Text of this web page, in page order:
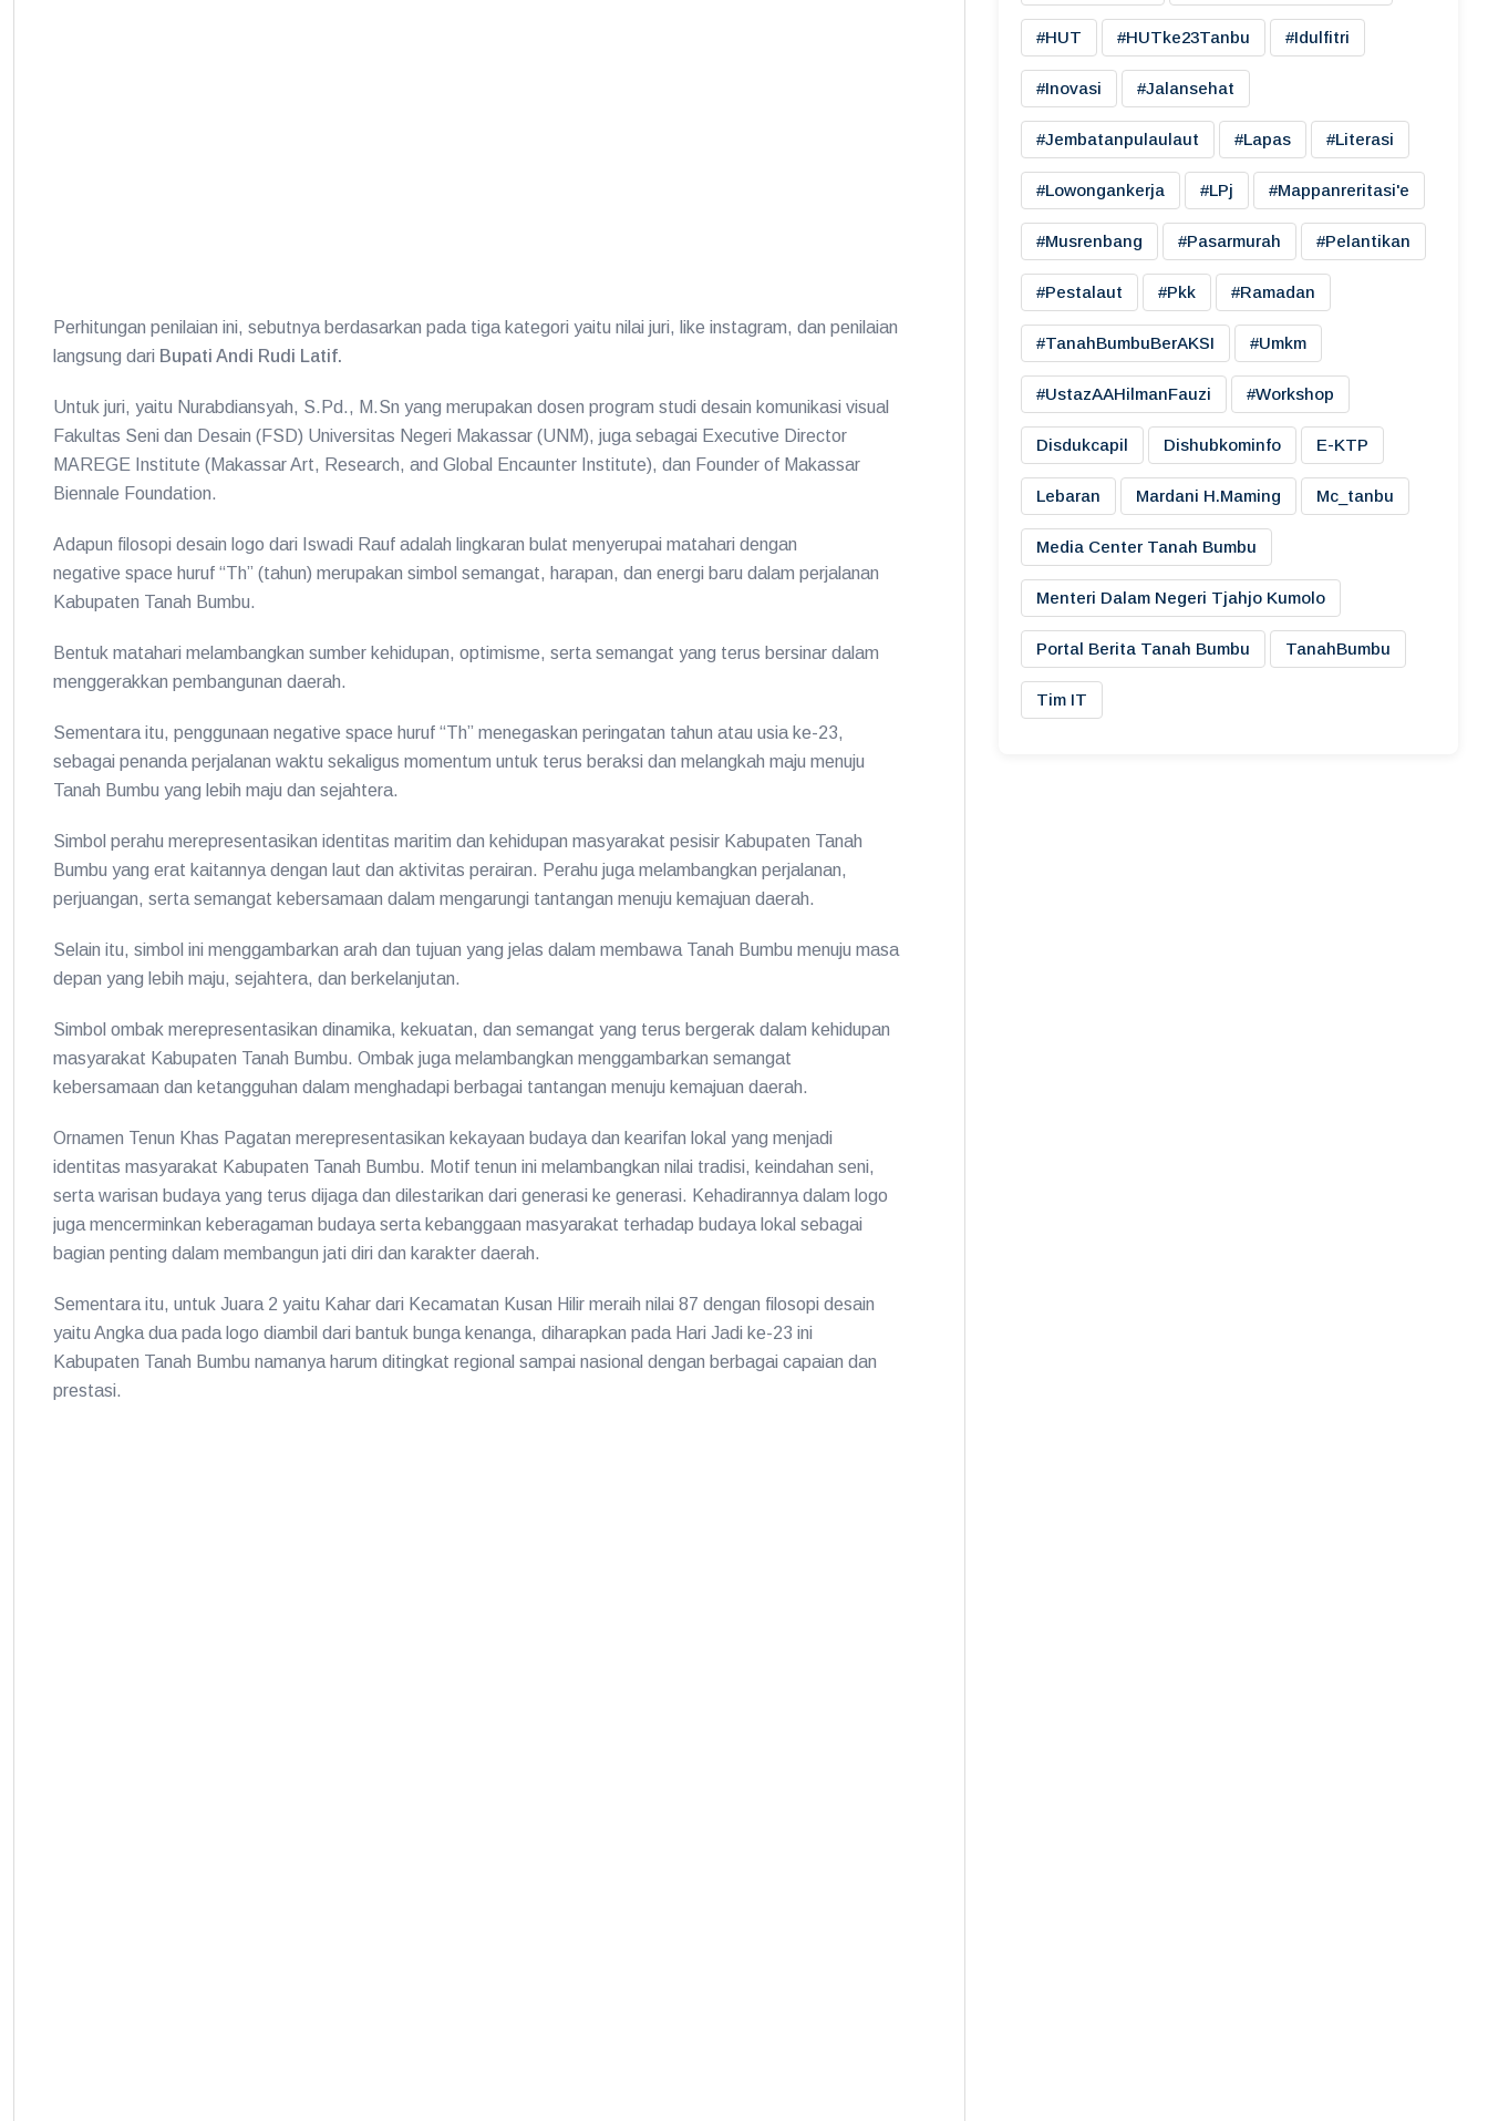
Perhitungan penilaian ini, sebutnya berdasarkan pada tiga kategori yaitu nilai juri, like instagram, dan penilaian
langsung dari Bupati Andi Rudi Latif.
Untuk juri, yaitu Nurabdiansyah, S.Pd., M.Sn yang merupakan dosen program studi desain komunikasi visual
Fakultas Seni dan Desain (FSD) Universitas Negeri Makassar (UNM), juga sebagai Executive Director
MAREGE Institute (Makassar Art, Research, and Global Encaunter Institute), dan Founder of Makassar
Biennale Foundation.
Adapun filosopi desain logo dari Iswadi Rauf adalah lingkaran bulat menyerupai matahari dengan
negative space huruf “Th” (tahun) merupakan simbol semangat, harapan, dan energi baru dalam perjalanan
Kabupaten Tanah Bumbu.
Bentuk matahari melambangkan sumber kehidupan, optimisme, serta semangat yang terus bersinar dalam
menggerakkan pembangunan daerah.
Sementara itu, penggunaan negative space huruf “Th” menegaskan peringatan tahun atau usia ke-23,
sebagai penanda perjalanan waktu sekaligus momentum untuk terus beraksi dan melangkah maju menuju
Tanah Bumbu yang lebih maju dan sejahtera.
Simbol perahu merepresentasikan identitas maritim dan kehidupan masyarakat pesisir Kabupaten Tanah
Bumbu yang erat kaitannya dengan laut dan aktivitas perairan. Perahu juga melambangkan perjalanan,
perjuangan, serta semangat kebersamaan dalam mengarungi tantangan menuju kemajuan daerah.
Selain itu, simbol ini menggambarkan arah dan tujuan yang jelas dalam membawa Tanah Bumbu menuju masa
depan yang lebih maju, sejahtera, dan berkelanjutan.
Simbol ombak merepresentasikan dinamika, kekuatan, dan semangat yang terus bergerak dalam kehidupan
masyarakat Kabupaten Tanah Bumbu. Ombak juga melambangkan menggambarkan semangat
kebersamaan dan ketangguhan dalam menghadapi berbagai tantangan menuju kemajuan daerah.
Ornamen Tenun Khas Pagatan merepresentasikan kekayaan budaya dan kearifan lokal yang menjadi
identitas masyarakat Kabupaten Tanah Bumbu. Motif tenun ini melambangkan nilai tradisi, keindahan seni,
serta warisan budaya yang terus dijaga dan dilestarikan dari generasi ke generasi. Kehadirannya dalam logo
juga mencerminkan keberagaman budaya serta kebanggaan masyarakat terhadap budaya lokal sebagai
bagian penting dalam membangun jati diri dan karakter daerah.
Sementara itu, untuk Juara 2 yaitu Kahar dari Kecamatan Kusan Hilir meraih nilai 87 dengan filosopi desain
yaitu Angka dua pada logo diambil dari bantuk bunga kenanga, diharapkan pada Hari Jadi ke-23 ini
Kabupaten Tanah Bumbu namanya harum ditingkat regional sampai nasional dengan berbagai capaian dan
prestasi.
#HUT #HUTke23Tanbu #idulfitri
#inovasi #jalansehat
#jembatanpulaulaut #lapas #literasi
#lowongankerja #LPj #mappanreritasi'e
#musrenbang #pasarmurah #pelantikan
#pestalaut #pkk #ramadan
#TanahBumbuBerAKSI #umkm
#UstazAAHilmanFauzi #workshop
Disdukcapil Dishubkominfo E-KTP
Lebaran Mardani H.maming Mc_tanbu
Media Center Tanah Bumbu
Menteri Dalam Negeri Tjahjo Kumolo
Portal Berita Tanah Bumbu TanahBumbu
Tim IT